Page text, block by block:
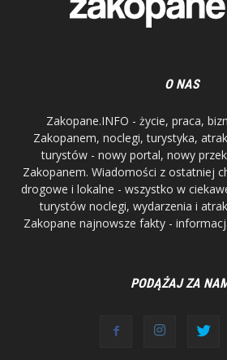
O NAS
Zakopane.INFO - życie, praca,
Zakopanem, noclegi, turystyka,
turystów - nowy portal, nowy
Zakopanem. Wiadomości z ostatniej
drogowe i lokalne - wszystko w
turystów noclegi, wydarzenia i
Zakopane najnowsze fakty -
PODĄŻAJ ZA